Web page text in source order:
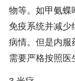
物等。如甲氨蝶
免疫系统并减少
病情。但是内服
需要严格按照医